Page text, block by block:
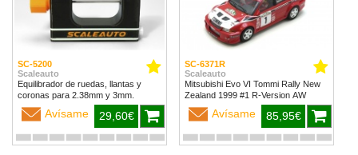
SC-5200
Scaleauto
Equilibrador de ruedas, llantas y
coronas para 2.38mm y 3mm.
Avísame 29,60€
SC-6371R
Scaleauto
Mitsubishi Evo VI Tommi Rally New
Zealand 1999 #1 R-Version AW
Avísame 85,95€